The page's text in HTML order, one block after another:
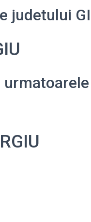
judetului